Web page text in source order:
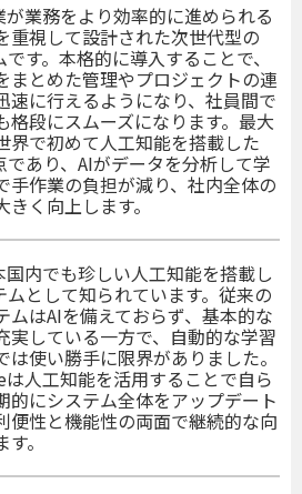
業務をより効率的に進められる
重視して設計された次世代型の
です。本格的に導入することで、
まとめた管理やプロジェクトの連
速に行えるようになり、社員間で
格段にスムーズになります。最大
界で初めて人工知能を搭載した
であり、AIがデータを分析して学
手作業の負担が減り、社内全体の
く向上します。
内でも珍しい人工知能を搭載し
ムとして知られています。従来の
ムはAIを備えておらず、基本的な
実している一方で、自動的な学習
は使い勝手に限界がありました。
人工知能を活用することで自ら
的にシステム全体をアップデート
便性と機能性の両面で継続的な向
。